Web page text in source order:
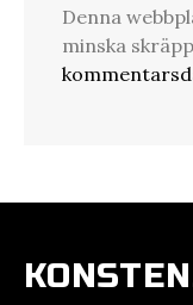
Denna
minska